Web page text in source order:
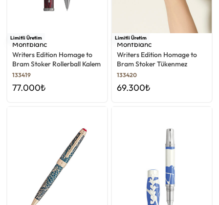
Limitli Üretim
Montblanc
Writers Edition Homage to
Bram Stoker Rollerball Kalem
133419
77.000₺
Limitli Üretim
Montblanc
Writers Edition Homage to
Bram Stoker Tükenmez
Kalem
133420
69.300₺